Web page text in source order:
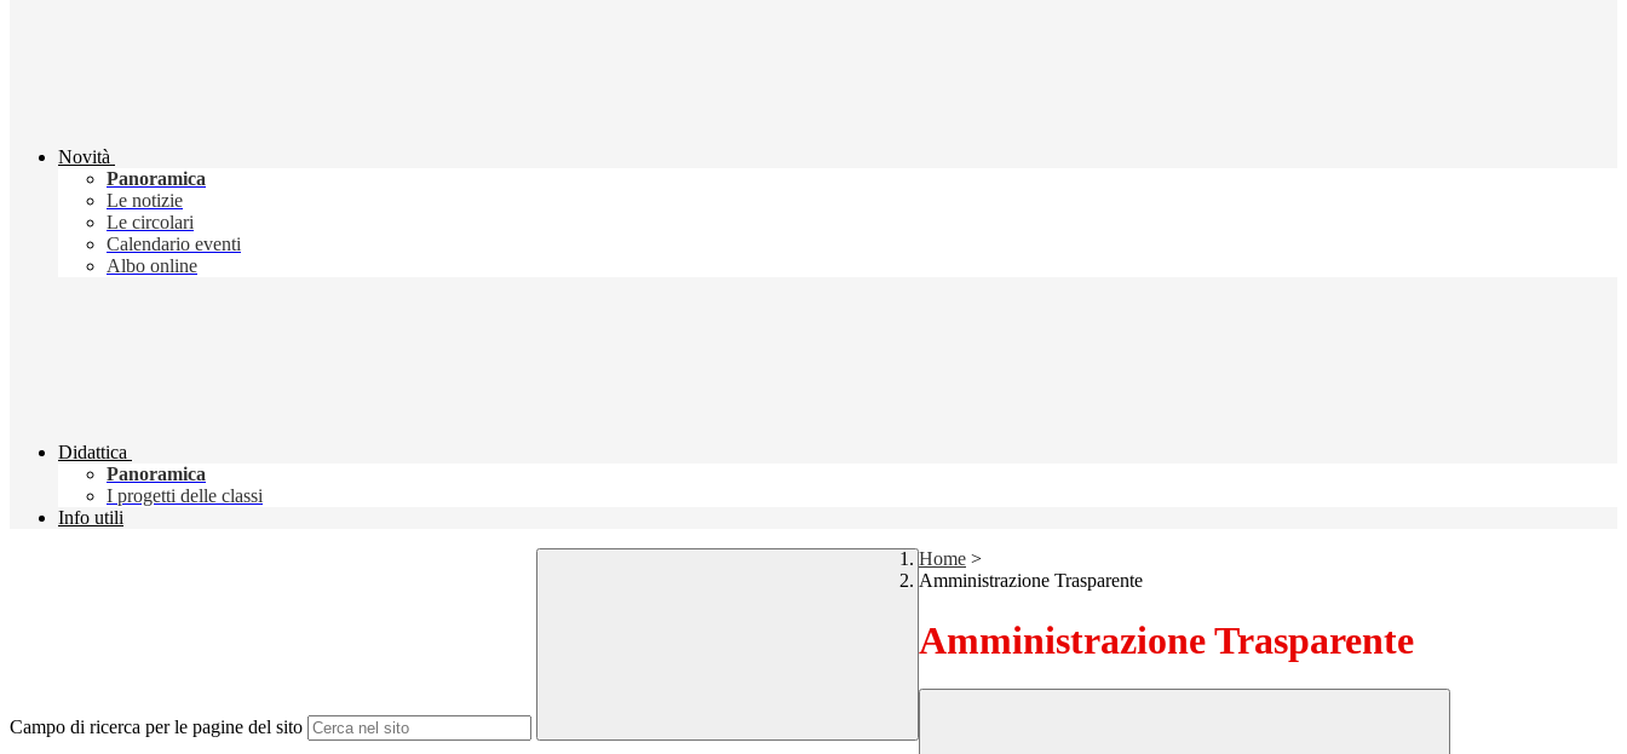
Novità
Panoramica
Le notizie
Le circolari
Calendario eventi
Albo online
Didattica
Panoramica
I progetti delle classi
Info utili
Campo di ricerca per le pagine del sito
Home >
Amministrazione Trasparente
Amministrazione Trasparente